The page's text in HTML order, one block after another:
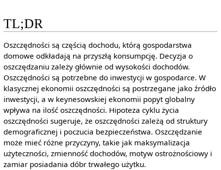
TL;DR
Oszczędności są częścią dochodu, którą gospodarstwa
domowe odkładają na przyszłą konsumpcję. Decyzja o
oszczędzaniu zależy głównie od wysokości dochodów.
Oszczędności są potrzebne do inwestycji w gospodarce. W
klasycznej ekonomii oszczędności są postrzegane jako źródło
inwestycji, a w keynesowskiej ekonomii popyt globalny
wpływa na ilość oszczędności. Hipoteza cyklu życia
oszczędności sugeruje, że oszczędności zależą od struktury
demograficznej i poczucia bezpieczeństwa. Oszczędzanie
może mieć różne przyczyny, takie jak maksymalizacja
użyteczności, zmienność dochodów, motyw ostrożnościowy i
zamiar posiadania dóbr trwałego użytku.